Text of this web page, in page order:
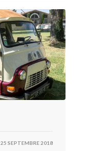
25 SEPTEMBRE 2018